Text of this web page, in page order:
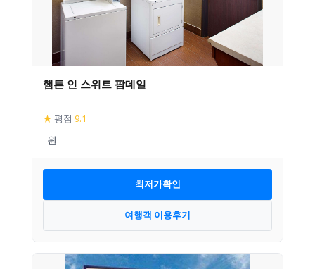
햄튼 인 스위트 팜데일
★ 평점 9.1
최저가확인
여행객 이용후기